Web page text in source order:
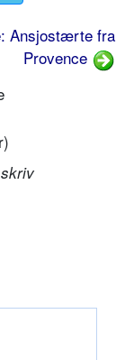
Ansjostærte fra
Provence